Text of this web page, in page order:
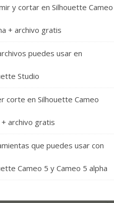
y cortar en Silhouette Cameo
+ archivo gratis
puedes usar en
Studio
corte en Silhouette Cameo
+ archivo gratis
que puedes usar con
Cameo 5 y Cameo 5 alpha